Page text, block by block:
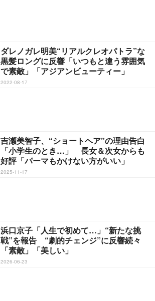
ダレノガレ明美“リアルクレオパトラ”な
黒髪ロングに反響「いつもと違う雰囲気
で素敵」「アジアンビューティー」
2022-08-17
吉瀬美智子、“ショートヘア”の理由告白
「小学生のとき…」 長女＆次女からも
好評「パーマもかけない方がいい」
2025-11-17
浜口京子「人生で初めて…」“新たな挑
戦”を報告 “劇的チェンジ”に反響続々
「素敵」「美しい」
2026-06-23